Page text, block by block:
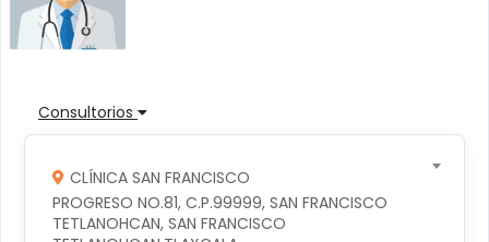
Consultorios
CLÍNICA SAN FRANCISCO
PROGRESO NO.81, C.P.99999, SAN FRANCISCO
TETLANOHCAN, SAN FRANCISCO